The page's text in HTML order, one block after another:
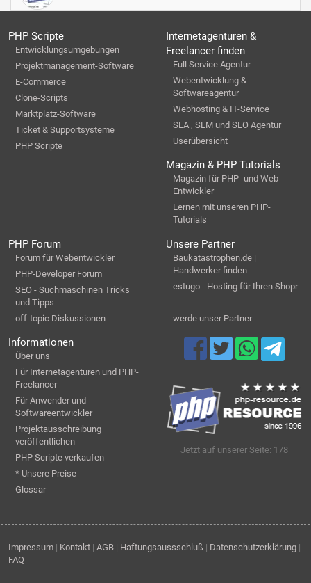
PHP Scripte
Entwicklungsumgebungen
Projektmanagement-Software
E-Commerce
Clone-Scripts
Marktplatz-Software
Ticket & Supportsysteme
PHP Scripte
Internetagenturen &
Freelancer finden
Full Service Agentur
Webentwicklung &
Softwareagentur
Webhosting & IT-Service
SEA , SEM und SEO Agentur
Userübersicht
Magazin & PHP Tutorials
Magazin für PHP- und Web-
Entwickler
Lernen mit unseren PHP-
Tutorials
PHP Forum
Forum für Webentwickler
PHP-Developer Forum
SEO - Suchmaschinen Tricks
und Tipps
off-topic Diskussionen
Unsere Partner
Baukatastrophen.de |
Handwerker finden
estugo - Hosting für Ihren Shopr
werde unser Partner
Informationen
Über uns
Für Internetagenturen und PHP-
Freelancer
Für Anwender und
Softwareentwickler
Projektausschreibung
veröffentlichen
PHP Scripte verkaufen
* Unsere Preise
Glossar
Jetzt auf unserer Seite: 178
Impressum | Kontakt | AGB | Haftungsaussschluß | Datenschutzerklärung |
FAQ